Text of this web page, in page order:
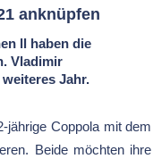
anknüpfen
ll haben die
Vladimir
Jahr.
jährige Coppola mit dem
Beide möchten ihre